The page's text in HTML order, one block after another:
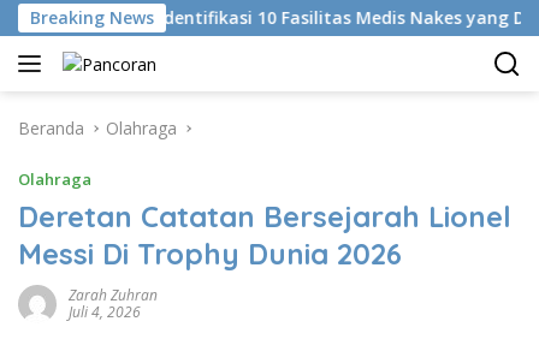
Langsung
ke
konten
Breaking News
KKI Identifikasi 10 Fasilitas Medis Nakes yang Diduga
Beranda Olahraga
Olahraga
Deretan Catatan Bersejarah Lionel
Messi Di Trophy Dunia 2026
Zarah Zuhran
Juli 4, 2026